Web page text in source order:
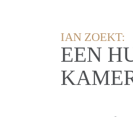
IAN ZOEKT:
EEN